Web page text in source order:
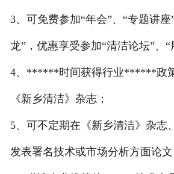
3、可免费参加“年会”、“专题讲
龙”，优惠享受参加“清洁论坛”、“
4、******时间获得行业******政
《新乡清洁》杂志；
5、可不定期在《新乡清洁》杂志
发表署名技术或市场分析方面论文